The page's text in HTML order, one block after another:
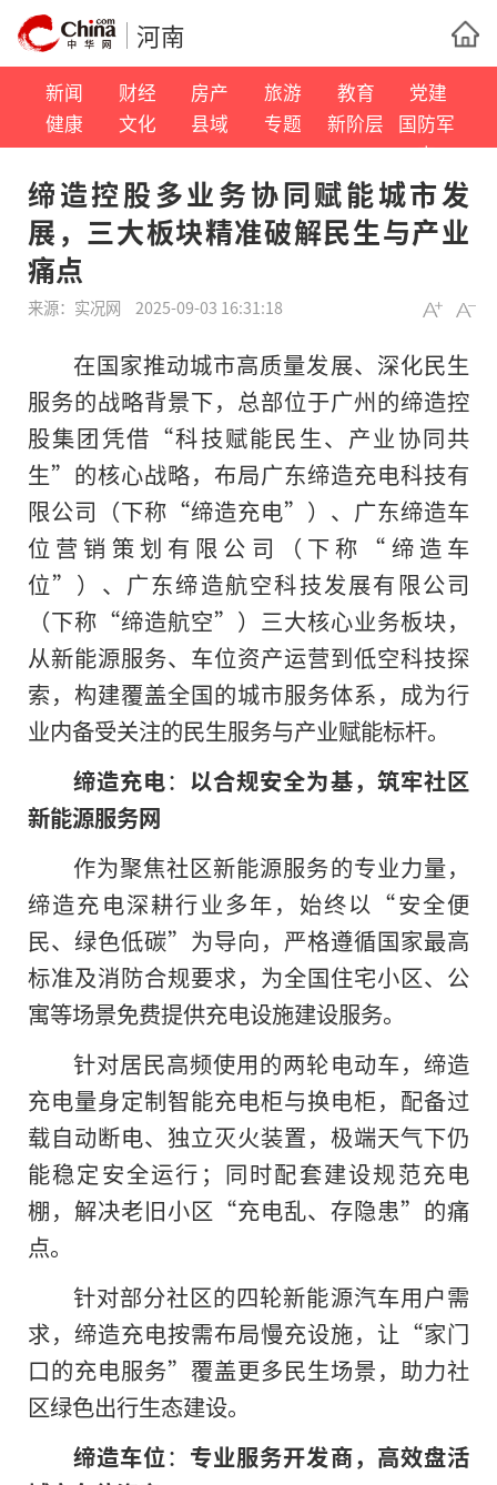
河南
新闻 财经 房产 旅游 教育
党建
健康
文化 县域 专题 新阶层
国防军
事
缔造控股多业务协同赋能城市发
展，三大板块精准破解民生与产业
痛点
来源： 实况网 2025-09-03 16:31:18
在国家推动城市高质量发展、深化民生
服务的战略背景下，总部位于广州的缔造控
股集团凭借“科技赋能民生、产业协同共
生”的核心战略，布局广东缔造充电科技有
限公司（下称“缔造充电”）、广东缔造车
位营销策划有限公司（下称“缔造车
位”）、广东缔造航空科技发展有限公司
（下称“缔造航空”）三大核心业务板块，
从新能源服务、车位资产运营到低空科技探
索，构建覆盖全国的城市服务体系，成为行
业内备受关注的民生服务与产业赋能标杆。
缔造充电： 以合规安全为基，筑牢社区
新能源服务网
作为聚焦社区新能源服务的专业力量，
缔造充电深耕行业多年，始终以“安全便
民、绿色低碳”为导向，严格遵循国家最高
标准及消防合规要求，为全国住宅小区、公
寓等场景免费提供充电设施建设服务。
针对居民高频使用的两轮电动车，缔造
充电量身定制智能充电柜与换电柜，配备过
载自动断电、独立灭火装置，极端天气下仍
能稳定安全运行；同时配套建设规范充电
棚，解决老旧小区“充电乱、存隐患”的痛
点。
针对部分社区的四轮新能源汽车用户需
求，缔造充电按需布局慢充设施，让“家门
口的充电服务”覆盖更多民生场景，助力社
区绿色出行生态建设。
缔造车位： 专业服务开发商，高效盘活